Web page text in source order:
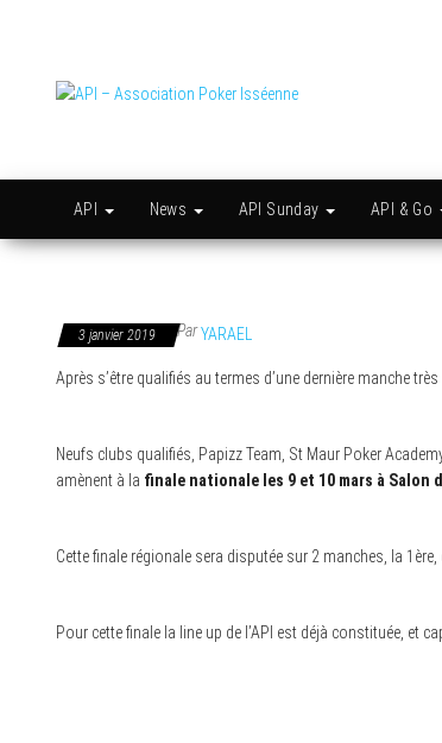
Poker
Isséenne
API News API Sunday API & Go
3 janvier 2019 ParYARAEL
Après s’être qualifiés au termes d’une dernière manche
Neufs clubs qualifiés, Papizz Team, St Maur Poker
amènent à la finale nationale les 9 et 10 mars à Salon
Cette finale régionale sera disputée sur 2 manches, la 1ère,
Pour cette finale la line up de l’API est déjà constituée, et